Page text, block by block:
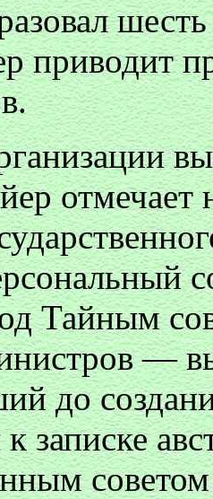
приводит
отмечает
Тайным
—
до
записке